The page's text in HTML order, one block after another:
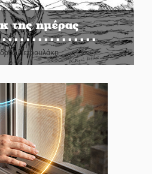
της ημέρας
Πετρουλάκη